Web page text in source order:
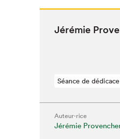
Jérémie
Séance de dédicace
Auteur·rice
Jérémie